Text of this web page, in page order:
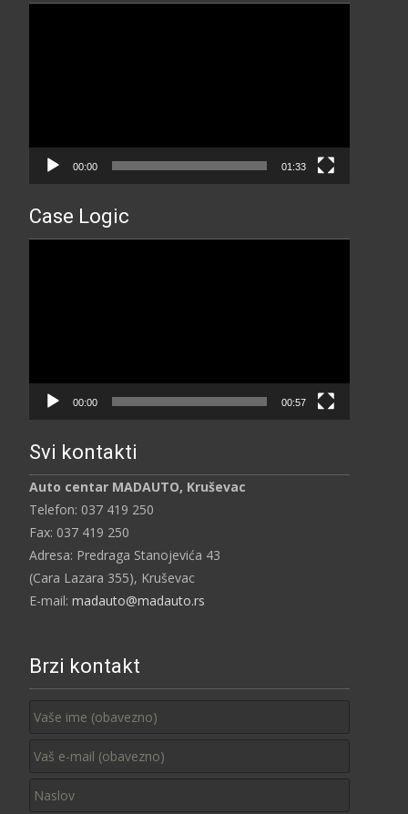
00:00 01:33
Case Logic
00:00 00:57
Svi kontakti
Auto centar MADAUTO, Kruševac
Telefon: 037 419 250
Fax: 037 419 250
Adresa: Predraga Stanojevića 43
(Cara Lazara 355), Kruševac
E-mail: madauto@madauto.rs
Brzi kontakt